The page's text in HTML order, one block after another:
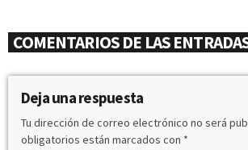
COMENTARIOS DE LAS
Deja una respuesta
Tu dirección de correo electrónico no será
obligatorios están marcados con *